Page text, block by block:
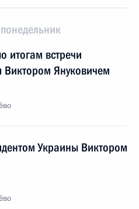
итогам встречи
Януковичем
Украины Виктором